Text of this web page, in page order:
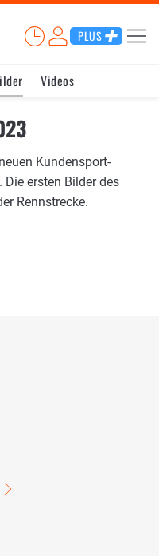
PLUS
Videos
Kundensport-
Die ersten Bilder des
Rennstrecke.